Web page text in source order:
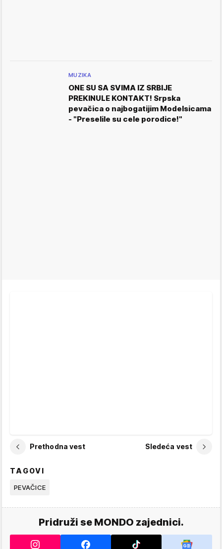
MUZIKA
ONE SU SA SVIMA IZ SRBIJE
PREKINULE KONTAKT! Srpska
pevačica o najbogatijim Modelsicama
- "Preselile su cele porodice!"
Prethodna vest Sledeća vest
TAGOVI
PEVAČICE
Pridruži se MONDO zajednici.